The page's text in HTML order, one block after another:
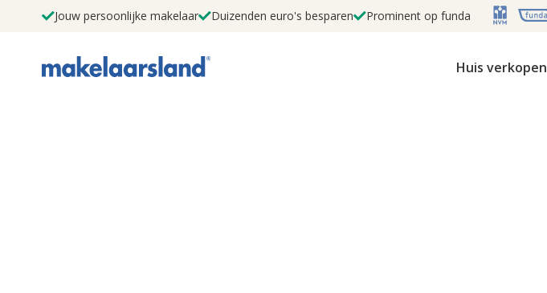
Jouw persoonlijke makelaar Duizenden euro's besparen Prominent op funda
Huis verkopen